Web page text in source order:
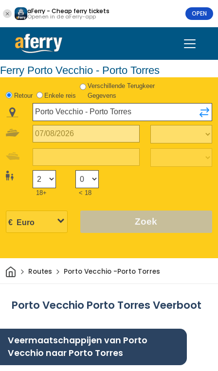
aFerry - Cheap ferry tickets
Openen in de aFerry-app OPEN
Ferry Porto Vecchio - Porto Torres
Retour Enkele reis
Verschillende Terugkeer
Gegevens
18+ < 18
Zoek
ThuisRoutes Porto Vecchio -Porto Torres
Porto Vecchio Porto Torres Veerboot
Veermaatschappijen van Porto
Vecchio naar Porto Torres